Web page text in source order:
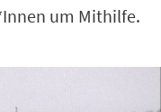
um Mithilfe.